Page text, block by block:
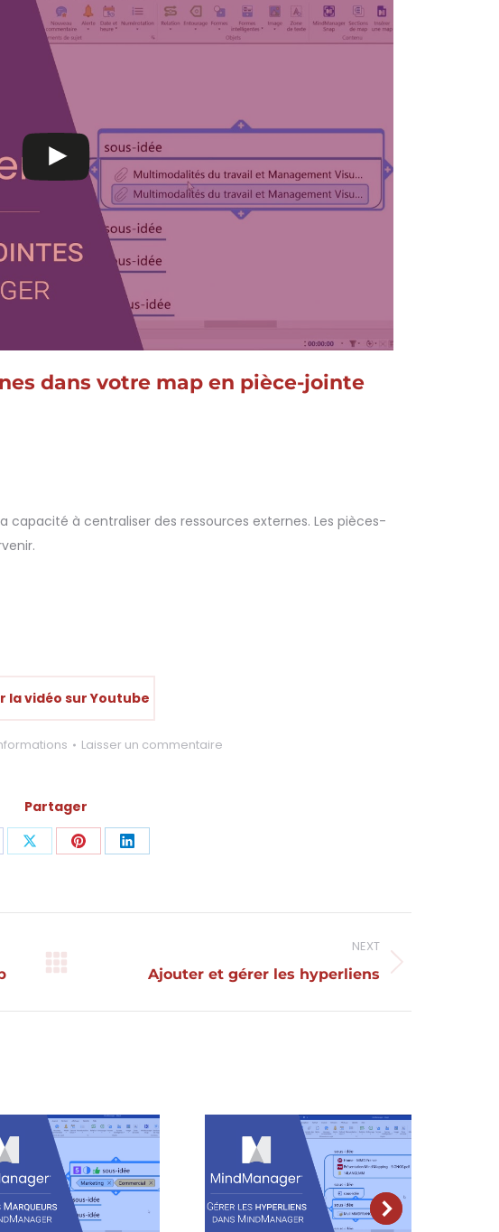
dans votre map en pièce-jointe
capacité à centraliser des ressources externes. Les pièces-
la vidéo sur Youtube
Laisser un commentaire
Partager
Share
X
Share
Pinterest
Share
LinkedIn
NEXT
Ajouter et gérer les hyperliens